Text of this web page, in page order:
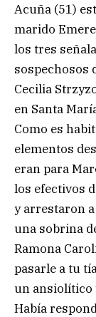
Acuña (51)
marido
los tres
sospechosos
Cecilia
en Santa
Como es
elementos
eran para
los efectivos
y arrestaron
una sobrina
Ramona
pasarle a tu
un ansiolítico
Había